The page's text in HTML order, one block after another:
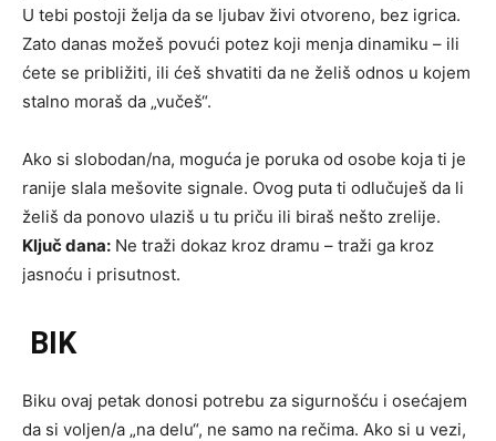
U tebi postoji želja da se ljubav živi otvoreno, bez igrica.
Zato danas možeš povući potez koji menja dinamiku – ili
ćete se približiti, ili ćeš shvatiti da ne želiš odnos u kojem
stalno moraš da „vučeš“.
Ako si slobodan/na, moguća je poruka od osobe koja ti je
ranije slala mešovite signale. Ovog puta ti odlučuješ da li
želiš da ponovo ulaziš u tu priču ili biraš nešto zrelije.
Ključ dana: Ne traži dokaz kroz dramu – traži ga kroz
jasnoću i prisutnost.
BIK
Biku ovaj petak donosi potrebu za sigurnošću i osećajem
da si voljen/a „na delu“, ne samo na rečima. Ako si u vezi,